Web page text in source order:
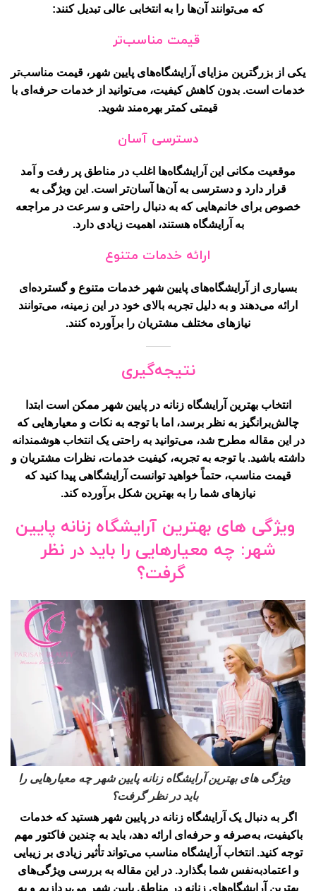
که می‌توانند آن‌ها را به انتخابی عالی تبدیل کنند:
قیمت مناسب‌تر
یکی از بزرگترین مزایای آرایشگاه‌های پایین شهر، قیمت مناسب‌تر
خدمات است. بدون کاهش کیفیت، می‌توانید از خدمات حرفه‌ای با
قیمتی کمتر بهره‌مند شوید.
دسترسی آسان
موقعیت مکانی این آرایشگاه‌ها اغلب در مناطق پر رفت و آمد
قرار دارد و دسترسی به آن‌ها آسان‌تر است. این ویژگی به
خصوص برای خانم‌هایی که به دنبال راحتی و سرعت در مراجعه
به آرایشگاه هستند، اهمیت زیادی دارد.
ارائه خدمات متنوع
بسیاری از آرایشگاه‌های پایین شهر خدمات متنوع و گسترده‌ای
ارائه می‌دهند و به دلیل تجربه بالای خود در این زمینه، می‌توانند
نیازهای مختلف مشتریان را برآورده کنند.
نتیجه‌گیری
انتخاب بهترین آرایشگاه زنانه در پایین شهر ممکن است ابتدا
چالش‌برانگیز به نظر برسد، اما با توجه به نکات و معیارهایی که
در این مقاله مطرح شد، می‌توانید به راحتی یک انتخاب هوشمندانه
داشته باشید. با توجه به تجربه، کیفیت خدمات، نظرات مشتریان و
قیمت مناسب، حتماً خواهید توانست آرایشگاهی پیدا کنید که
نیازهای شما را به بهترین شکل برآورده کند.
ویژگی های بهترین آرایشگاه زنانه پایین
شهر: چه معیارهایی را باید در نظر
گرفت؟
ویژگی های بهترین آرایشگاه زنانه پایین شهر چه معیارهایی را
باید در نظر گرفت؟
اگر به دنبال یک آرایشگاه زنانه در پایین شهر هستید که خدمات
باکیفیت، به‌صرفه و حرفه‌ای ارائه دهد، باید به چندین فاکتور مهم
توجه کنید. انتخاب آرایشگاه مناسب می‌تواند تأثیر زیادی بر زیبایی
و اعتمادبه‌نفس شما بگذارد. در این مقاله به بررسی ویژگی‌های
بهترین آرایشگاه‌های زنانه در مناطق پایین شهر می‌پردازیم و به